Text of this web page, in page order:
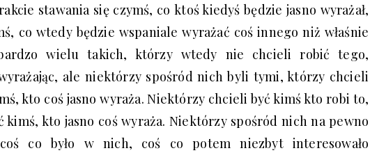
stawania się czymś, co ktoś kiedyś będzie jasno wyrażał,
co wtedy będzie wspaniale wyrażać coś innego niż właśnie
wielu takich, którzy wtedy nie chcieli robić tego,
ale niektórzy spośród nich byli tymi, którzy chcieli
kto coś jasno wyraża. Niektórzy chcieli być kimś kto robi to,
kimś, kto jasno coś wyraża. Niektórzy spośród nich na pewno
co było w nich, coś co potem niezbyt interesowało